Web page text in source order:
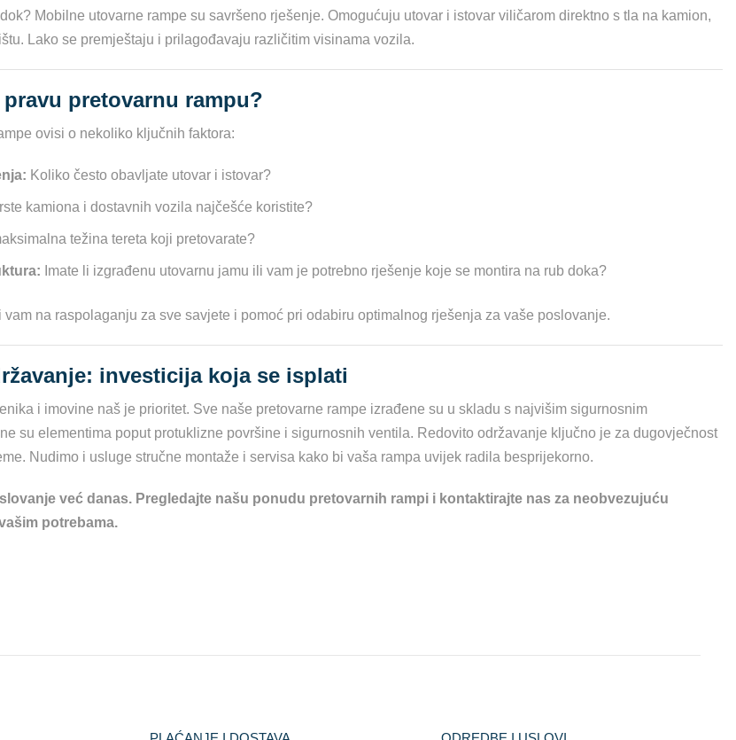
Mobilne utovarne rampe su savršeno rješenje. Omogućuju utovar i istovar viličarom direktno s tla na kamion,
Lako se premještaju i prilagođavaju različitim visinama vozila.
pretovarnu rampu?
ovisi o nekoliko ključnih faktora:
Koliko često obavljate utovar i istovar?
kamiona i dostavnih vozila najčešće koristite?
težina tereta koji pretovarate?
Imate li izgrađenu utovarnu jamu ili vam je potrebno rješenje koje se montira na rub doka?
vam na raspolaganju za sve savjete i pomoć pri odabiru optimalnog rješenja za vaše poslovanje.
investicija koja se isplati
i imovine naš je prioritet. Sve naše pretovarne rampe izrađene su u skladu s najvišim sigurnosnim
su elementima poput protuklizne površine i sigurnosnih ventila. Redovito održavanje ključno je za dugovječnost
Nudimo i usluge stručne montaže i servisa kako bi vaša rampa uvijek radila besprijekorno.
već danas. Pregledajte našu ponudu pretovarnih rampi i kontaktirajte nas za neobvezujuću
potrebama.